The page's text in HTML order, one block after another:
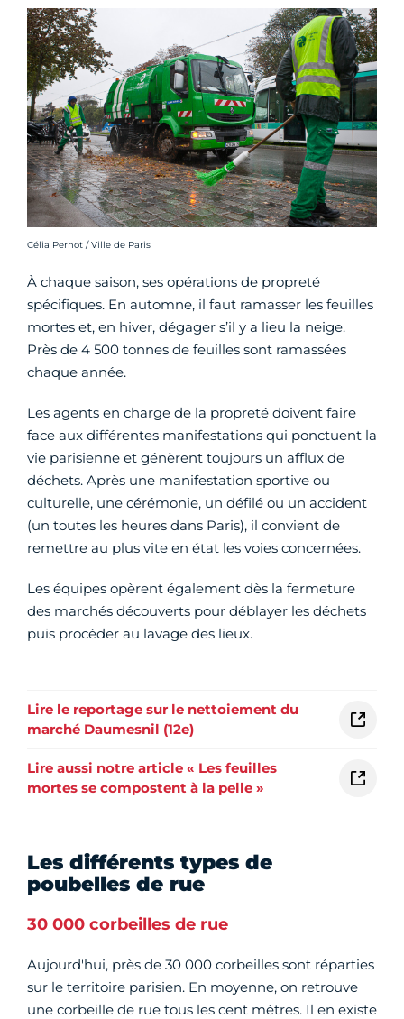
Crédit photo :
Célia Pernot / Ville de Paris
À chaque saison, ses opérations de propreté
spécifiques. En automne, il faut ramasser les feuilles
mortes et, en hiver, dégager s’il y a lieu la neige.
Près de 4 500 tonnes de feuilles sont ramassées
chaque année.
Les agents en charge de la propreté doivent faire
face aux différentes manifestations qui ponctuent la
vie parisienne et génèrent toujours un afflux de
déchets. Après une manifestation sportive ou
culturelle, une cérémonie, un défilé ou un accident
(un toutes les heures dans Paris), il convient de
remettre au plus vite en état les voies concernées.
Les équipes opèrent également dès la fermeture
des marchés découverts pour déblayer les déchets
puis procéder au lavage des lieux.
Lire le reportage sur le nettoiement du
marché Daumesnil (12e)
Lire aussi notre article « Les feuilles
mortes se compostent à la pelle »
Les différents types de
poubelles de rue
30 000 corbeilles de rue
Aujourd'hui, près de 30 000 corbeilles sont réparties
sur le territoire parisien. En moyenne, on retrouve
une corbeille de rue tous les cent mètres. Il en existe